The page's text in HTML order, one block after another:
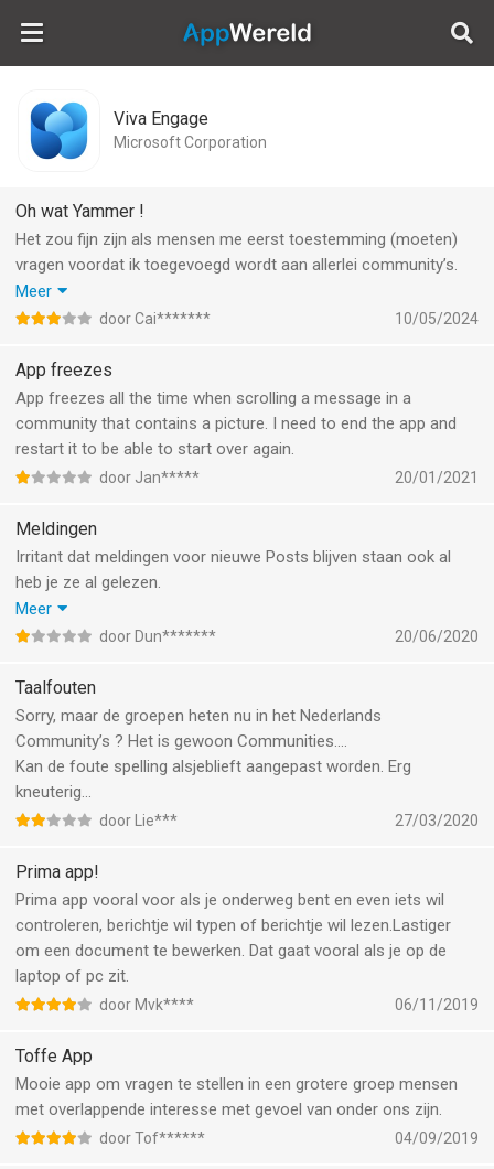
AppWereld
Viva Engage
Microsoft Corporation
Oh wat Yammer !
Het zou fijn zijn als mensen me eerst toestemming (moeten)
vragen voordat ik toegevoegd wordt aan allerlei community’s.
Iedere maand vind minstens één iemand het wel nodig om het
hele bedrijf to te voegen aan haar/zijn nieuwe community. Met
ook onnodig omdat ik vaak de taal toch niet spreek. Bovendien
krijg ik op deze manier nog meer informatie, waar ik niet op zit
te wachten.
Meer
door Cai******* 10/05/2024
App freezes
App freezes all the time when scrolling a message in a
community that contains a picture. I need to end the app and
restart it to be able to start over again.
door Jan***** 20/01/2021
Meldingen
Irritant dat meldingen voor nieuwe Posts blijven staan ook al
heb je ze al gelezen.
En dat je regelmatig geen melding krijgt als er wél nieuwe
berichten zijn.
Meer
door Dun******* 20/06/2020
Taalfouten
Sorry, maar de groepen heten nu in het Nederlands
Community’s ? Het is gewoon Communities....
Kan de foute spelling alsjeblieft aangepast worden. Erg
kneuterig...
door Lie*** 27/03/2020
Prima app!
Prima app vooral voor als je onderweg bent en even iets wil
controleren, berichtje wil typen of berichtje wil lezen.Lastiger
om een document te bewerken. Dat gaat vooral als je op de
laptop of pc zit.
door Mvk**** 06/11/2019
Toffe App
Mooie app om vragen te stellen in een grotere groep mensen
met overlappende interesse met gevoel van onder ons zijn.
door Tof****** 04/09/2019